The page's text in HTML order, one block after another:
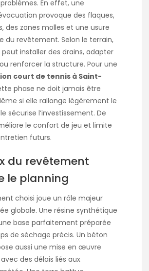
En effet, une
provoque des flaques,
des zones molles et une usure
du revêtement. Selon le terrain,
peut installer des drains, adapter
renforcer la structure. Pour une
court de tennis à Saint-
phase ne doit jamais être
si elle rallonge légèrement le
sécurise l’investissement. De
le confort de jeu et limite
futurs.
du revêtement
le planning
choisi joue un rôle majeur
globale. Une résine synthétique
base parfaitement préparée
de séchage précis. Un béton
aussi une mise en œuvre
des délais liés aux